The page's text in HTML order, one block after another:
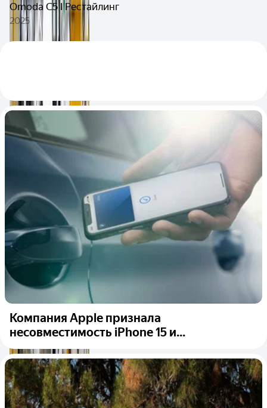
Omoda C5 I Рестайлинг
2025
Компания Apple признала
несовместимость iPhone 15 и...